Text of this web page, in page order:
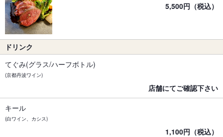
5,500円（税込）
ドリンク
てぐみ(グラス/ハーフボトル)
(京都丹波ワイン)
店舗にてご確認下さい
キール
(白ワイン、カシス)
1,100円（税込）